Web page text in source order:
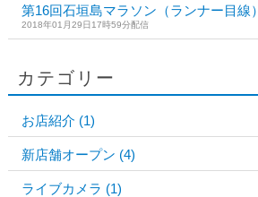
第16回石垣島マラソン（ランナー目線）
2018年01月29日17時59分配信
カテゴリー
お店紹介 (1)
新店舗オープン (4)
ライブカメラ (1)